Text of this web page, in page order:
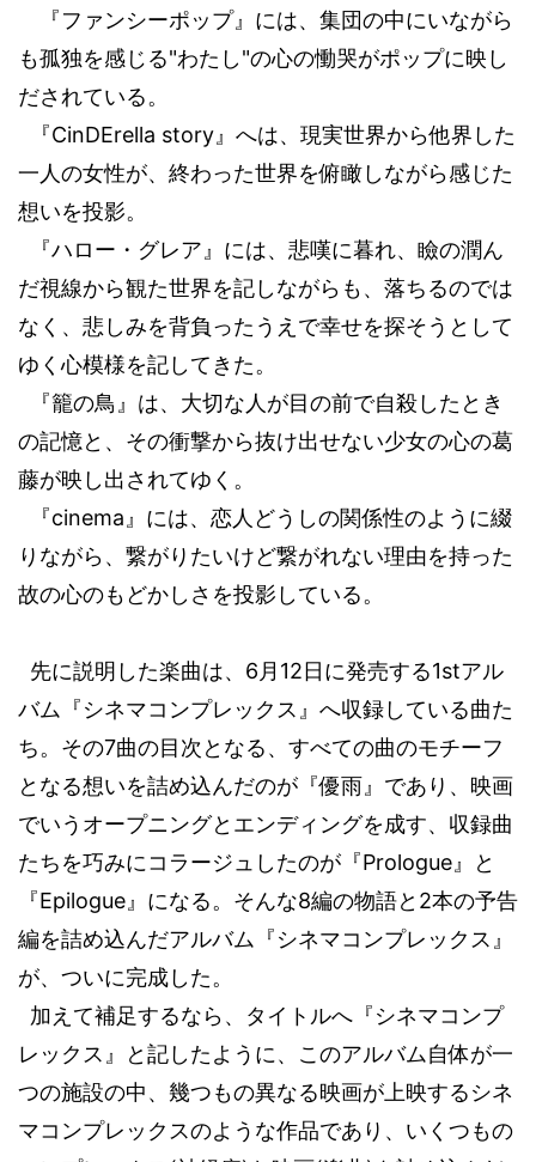
『ファンシーポップ』には、集団の中にいながら
も孤独を感じる"わたし "の心の慟哭がポップに映し
だされている。
『CinDErella story』へは、現実世界から他界した
一人の女性が、終わった世界を俯瞰しながら感じた
想いを投影。
『ハロー・グレア』には、悲嘆に暮れ、瞼の潤ん
だ視線から観た世界を記しながらも、落ちるのでは
なく、悲しみを背負ったうえで幸せを探そうとして
ゆく心模様を記してきた。
『籠の鳥』は、大切な人が目の前で自殺したとき
の記憶と、その衝撃から抜け出せない少女の心の葛
藤が映し出されてゆく。
『cinema』には、恋人どうしの関係性のように綴
りながら、繋がりたいけど繋がれない理由を持った
故の心のもどかしさを投影している。
先に説明した楽曲は、 6月 12日に発売する1stアル
バム『シネマコンプレックス』へ収録している曲た
ち。その7曲の目次となる、すべての曲のモチーフ
となる想いを詰め込んだのが『優雨』であり、映画
でいうオープニングとエンディングを成す、収録曲
たちを巧みにコラージュしたのが『Prologue』と
『Epilogue』になる。そんな8編の物語と 2本の予告
編を詰め込んだアルバム『シネマコンプレックス』
が、ついに完成した。
加えて補足するなら、タイトルへ『シネマコンプ
レックス』と記したように、このアルバム自体が一
つの施設の中、幾つもの異なる映画が上映するシネ
マコンプレックスのような作品であり、いくつもの